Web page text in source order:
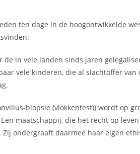
ten dage in de hoogontwikkelde
in vele landen sinds jaren
vele kinderen, die al slachtoffer
biopsie (vlokkentest)) wordt op
maatschappij, die het recht op
ondergraaft daarmee haar eigen